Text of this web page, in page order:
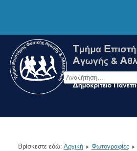
Βρίσκεστε εδώ: Αρχική Φωτογραφίες